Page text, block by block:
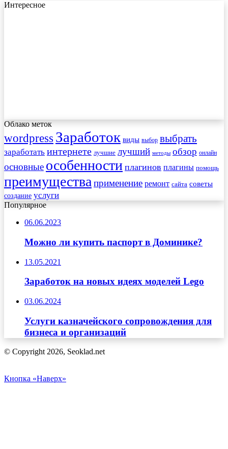
Интересное
Облако меток
wordpress Заработок виды выбор выбрать
заработать интернете лучшие лучший методы обзор онлайн
основные особенности плагинов плагины помощь
преимущества применение ремонт сайта советы
создание услуги
Популярное
06.06.2023
Можно ли купить паспорт в Доминике?
13.05.2021
Заработок на новых идеях моделей Lego
03.06.2024
Услуги казначейского сопровождения для
бизнеса и организаций
© Copyright 2026, Seoklad.net
Кнопка «Наверх»